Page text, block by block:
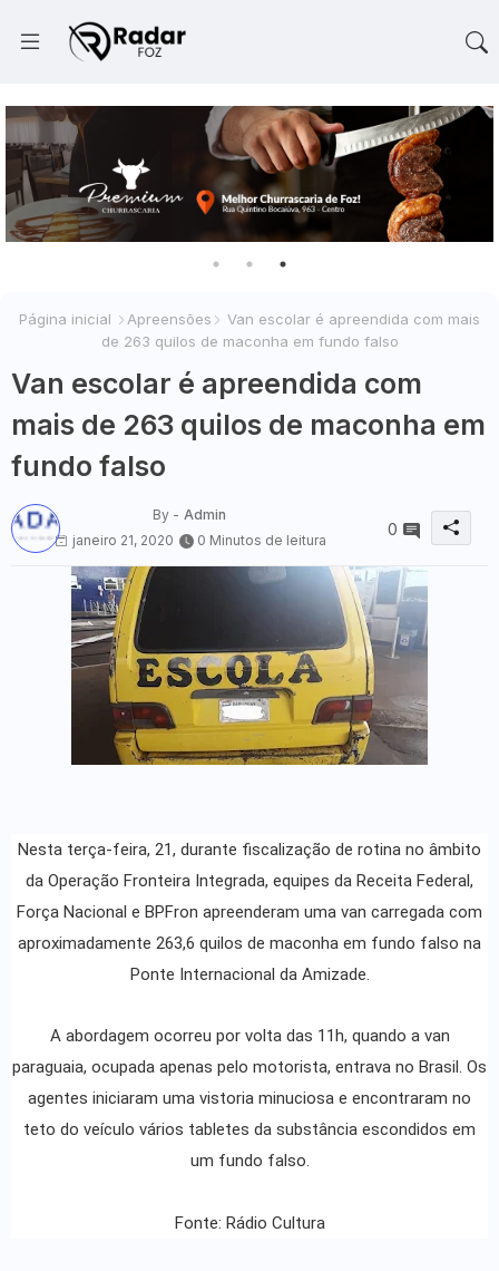
Página inicial Apreensões
Van escolar é apreendida com mais
de 263 quilos de maconha em fundo falso
Van escolar é apreendida com
mais de 263 quilos de maconha em
fundo falso
By - Admin
janeiro 21, 2020
0 Minutos de leitura
0
Nesta terça-feira, 21, durante fiscalização de rotina no âmbito
da Operação Fronteira Integrada, equipes da Receita Federal,
Força Nacional e BPFron apreenderam uma van carregada com
aproximadamente 263,6 quilos de maconha em fundo falso na
Ponte Internacional da Amizade.
A abordagem ocorreu por volta das 11h, quando a van
paraguaia, ocupada apenas pelo motorista, entrava no Brasil. Os
agentes iniciaram uma vistoria minuciosa e encontraram no
teto do veículo vários tabletes da substância escondidos em
um fundo falso.
Fonte: Rádio Cultura